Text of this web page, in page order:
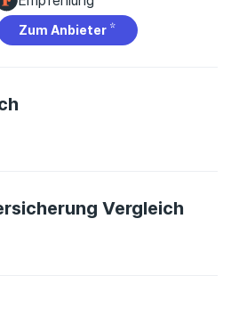
Zum Anbieter
Vergleich